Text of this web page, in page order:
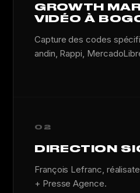
GROWTH
VIDÉO À
Capture des codes
andin, Rappi,
02
DIRECTION
François Lefranc,
+ Presse Agence.